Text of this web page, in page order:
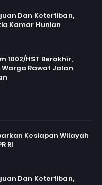
Dan Ketertiban,
Kamar Hunian
1002/HST Berakhir,
Rawat Jalan
Kesiapan Wilayah
RI
Dan Ketertiban,